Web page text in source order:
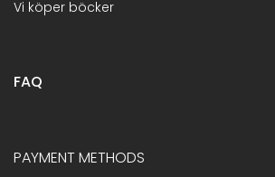
Vi köper böcker
FAQ
PAYMENT METHODS